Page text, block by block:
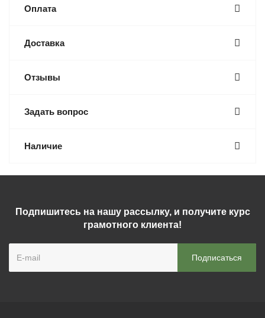
Оплата
Доставка
Отзывы
Задать вопрос
Наличие
Подпишитесь на нашу рассылку, и получите курс
грамотного клиента!